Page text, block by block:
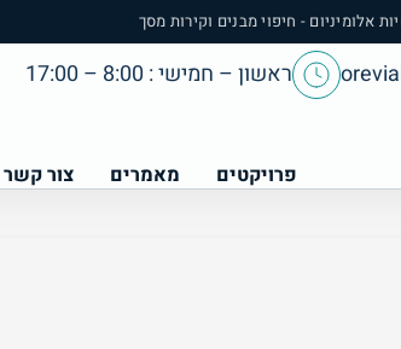
אלומיניום - חיפוי מבנים וקירות מסך
ראשון – חמישי : 8:00 – 17:00
פרויקטים מאמרים צור קשר